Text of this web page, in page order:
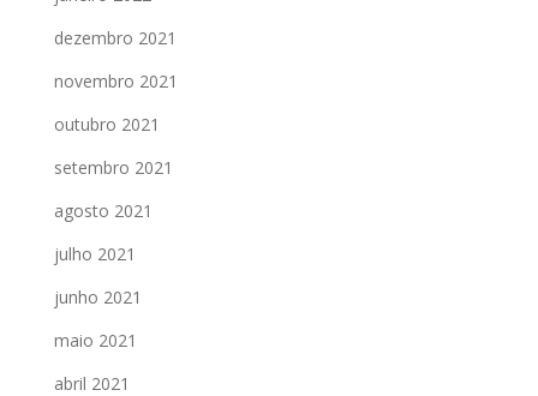
dezembro 2021
novembro 2021
outubro 2021
setembro 2021
agosto 2021
julho 2021
junho 2021
maio 2021
abril 2021